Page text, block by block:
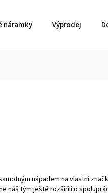
náramky Výprodej
nápadem na vlastní
náš tým ještě rozšířili o